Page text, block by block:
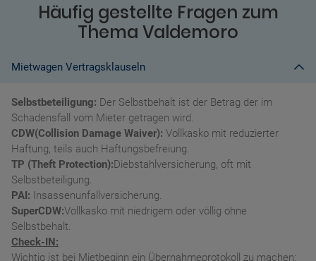
Häufig gestellte Fragen zum
Thema Valdemoro
Mietwagen Vertragsklauseln
Selbstbeteiligung: Der Selbstbehalt ist der Betrag der im
Schadensfall vom Mieter getragen wird.
CDW(Collision Damage Waiver): Vollkasko mit reduzierter
Haftung, teils auch Haftungsbefreiung.
TP (Theft Protection):Diebstahlversicherung, oft mit
Selbstbeteiligung.
PAI: Insassenunfallversicherung.
SuperCDW:Vollkasko mit niedrigem oder völlig ohne
Selbstbehalt.
Check-IN:
Wichtig ist bei Mietbeginn ein Übernahmeprotokoll zu machen: